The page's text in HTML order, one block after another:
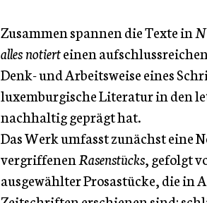
Zusammen spannen die Texte in
alles notierteinen
Denk- und Arbeitsweise eines
luxemburgische Literatur in den
nachhaltig geprägt hat.
Das Werk umfasst zunächst eine
vergriffenen Rasenstücks, gefolgt
ausgewählter Prosastücke, die in